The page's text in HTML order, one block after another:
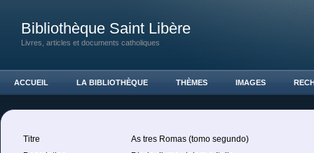
Bibliothèque Saint Libère
Livres, articles et documents catholiques
ACCUEIL LA BIBLIOTHÈQUE THÈMES IMAGES
Titre
As tres Romas (tomo segundo)